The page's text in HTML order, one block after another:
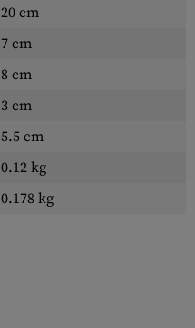
20 cm
7 cm
8 cm
3 cm
5.5 cm
0.12 kg
0.178 kg